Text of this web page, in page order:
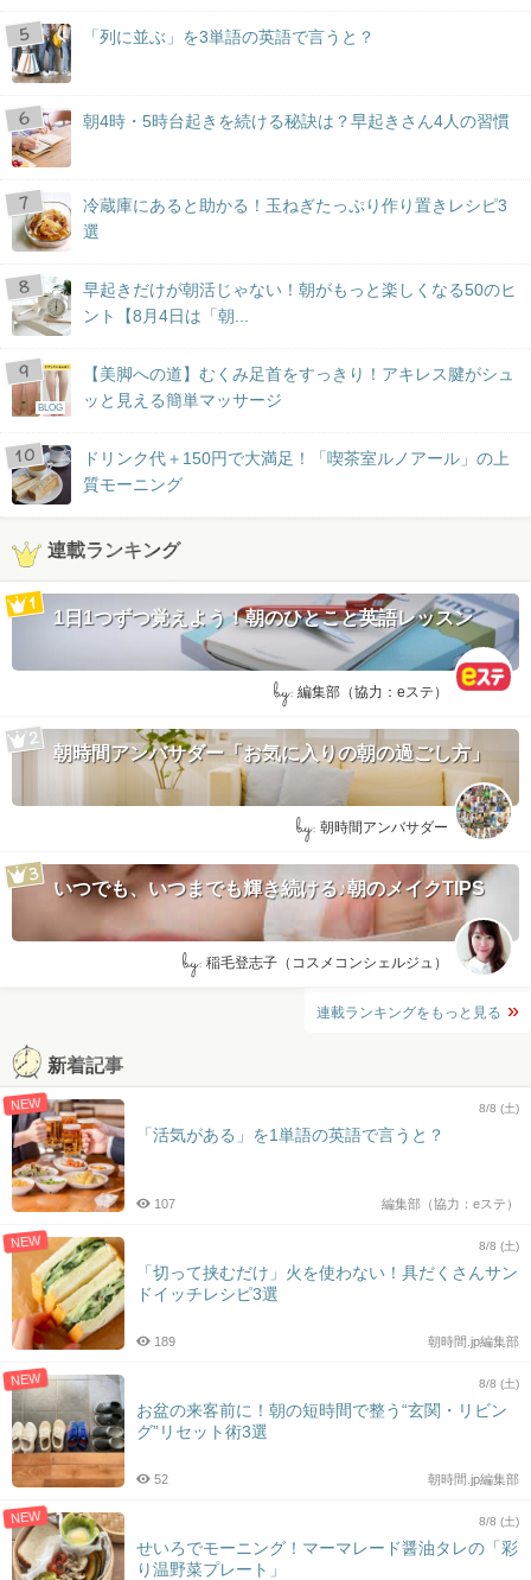
「列に並ぶ」を3単語の英語で言うと？
朝4時・5時台起きを続ける秘訣は？早起きさん4人の習慣
冷蔵庫にあると助かる！玉ねぎたっぷり作り置きレシピ3
選
早起きだけが朝活じゃない！朝がもっと楽しくなる50のヒ
ント【8月4日は「朝...
BLOG
【美脚への道】むくみ足首をすっきり！アキレス腱がシュ
ッと見える簡単マッサージ
ドリンク代＋150円で大満足！「喫茶室ルノアール」の上
質モーニング
連載ランキング
1日1つずつ覚えよう！朝のひとこと英語レッスン
by: 編集部（協力：eステ）
朝時間アンバサダー「お気に入りの朝の過ごし方」
by: 朝時間アンバサダー
いつでも、いつまでも輝き続ける♪朝のメイクTIPS
by: 稲毛登志子（コスメコンシェルジュ）
連載ランキングをもっと見る
新着記事
NEW 8/8 (土)
「活気がある」を1単語の英語で言うと？
編集部（協力：eステ）
107
NEW 8/8 (土)
「切って挟むだけ」火を使わない！具だくさんサン
ドイッチレシピ3選
朝時間.jp編集部
189
NEW 8/8 (土)
お盆の来客前に！朝の短時間で整う“玄関・リビン
グ”リセット術3選
朝時間.jp編集部
52
NEW 8/8 (土)
せいろでモーニング！マーマレード醤油タレの「彩
り温野菜プレート」